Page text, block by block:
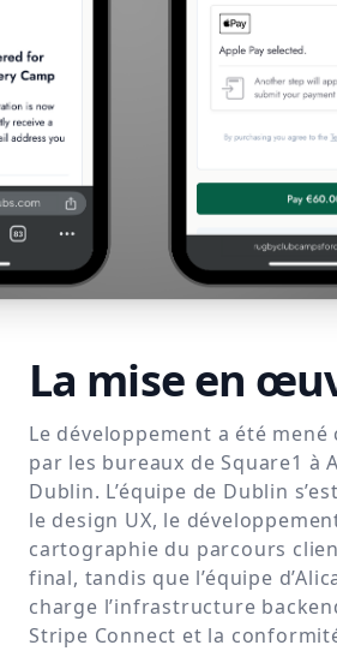
La mise en
Le développement a été
par les bureaux de Square1 à
Dublin. L’équipe de Dublin
le design UX, le
cartographie du parcours
final, tandis que l’équipe
charge l’infrastructure
Stripe Connect et la